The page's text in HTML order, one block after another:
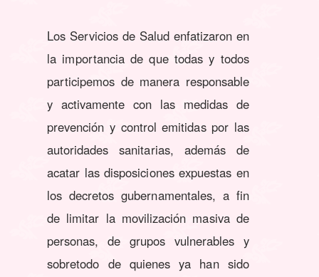
Los Servicios de Salud enfatizaron en
la importancia de que todas y todos
participemos de manera responsable
y activamente con las medidas de
prevención y control emitidas por las
autoridades sanitarias, además de
acatar las disposiciones expuestas en
los decretos gubernamentales, a fin
de limitar la movilización masiva de
personas, de grupos vulnerables y
sobretodo de quienes ya han sido